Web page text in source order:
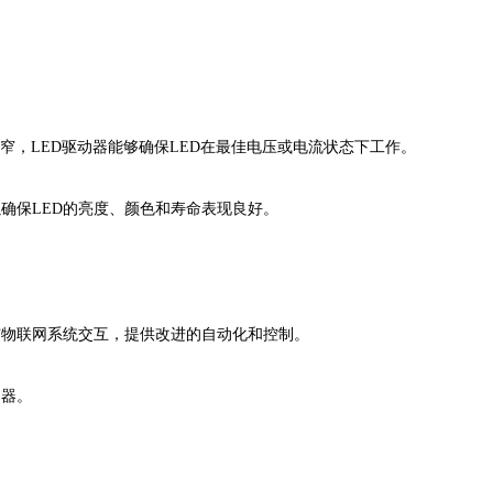
LED驱动器能够确保LED在最佳电压或电流状态下工作。
LED的亮度、颜色和寿命表现良好。
网系统交互，提供改进的自动化和控制。
。